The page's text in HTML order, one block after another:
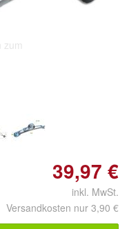
39,97 €
inkl. MwSt.
Versandkosten nur 3,90 €